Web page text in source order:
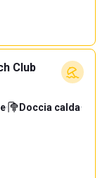
Club
· Doccia calda·